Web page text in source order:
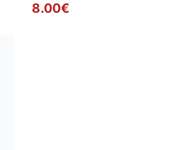
8.00€